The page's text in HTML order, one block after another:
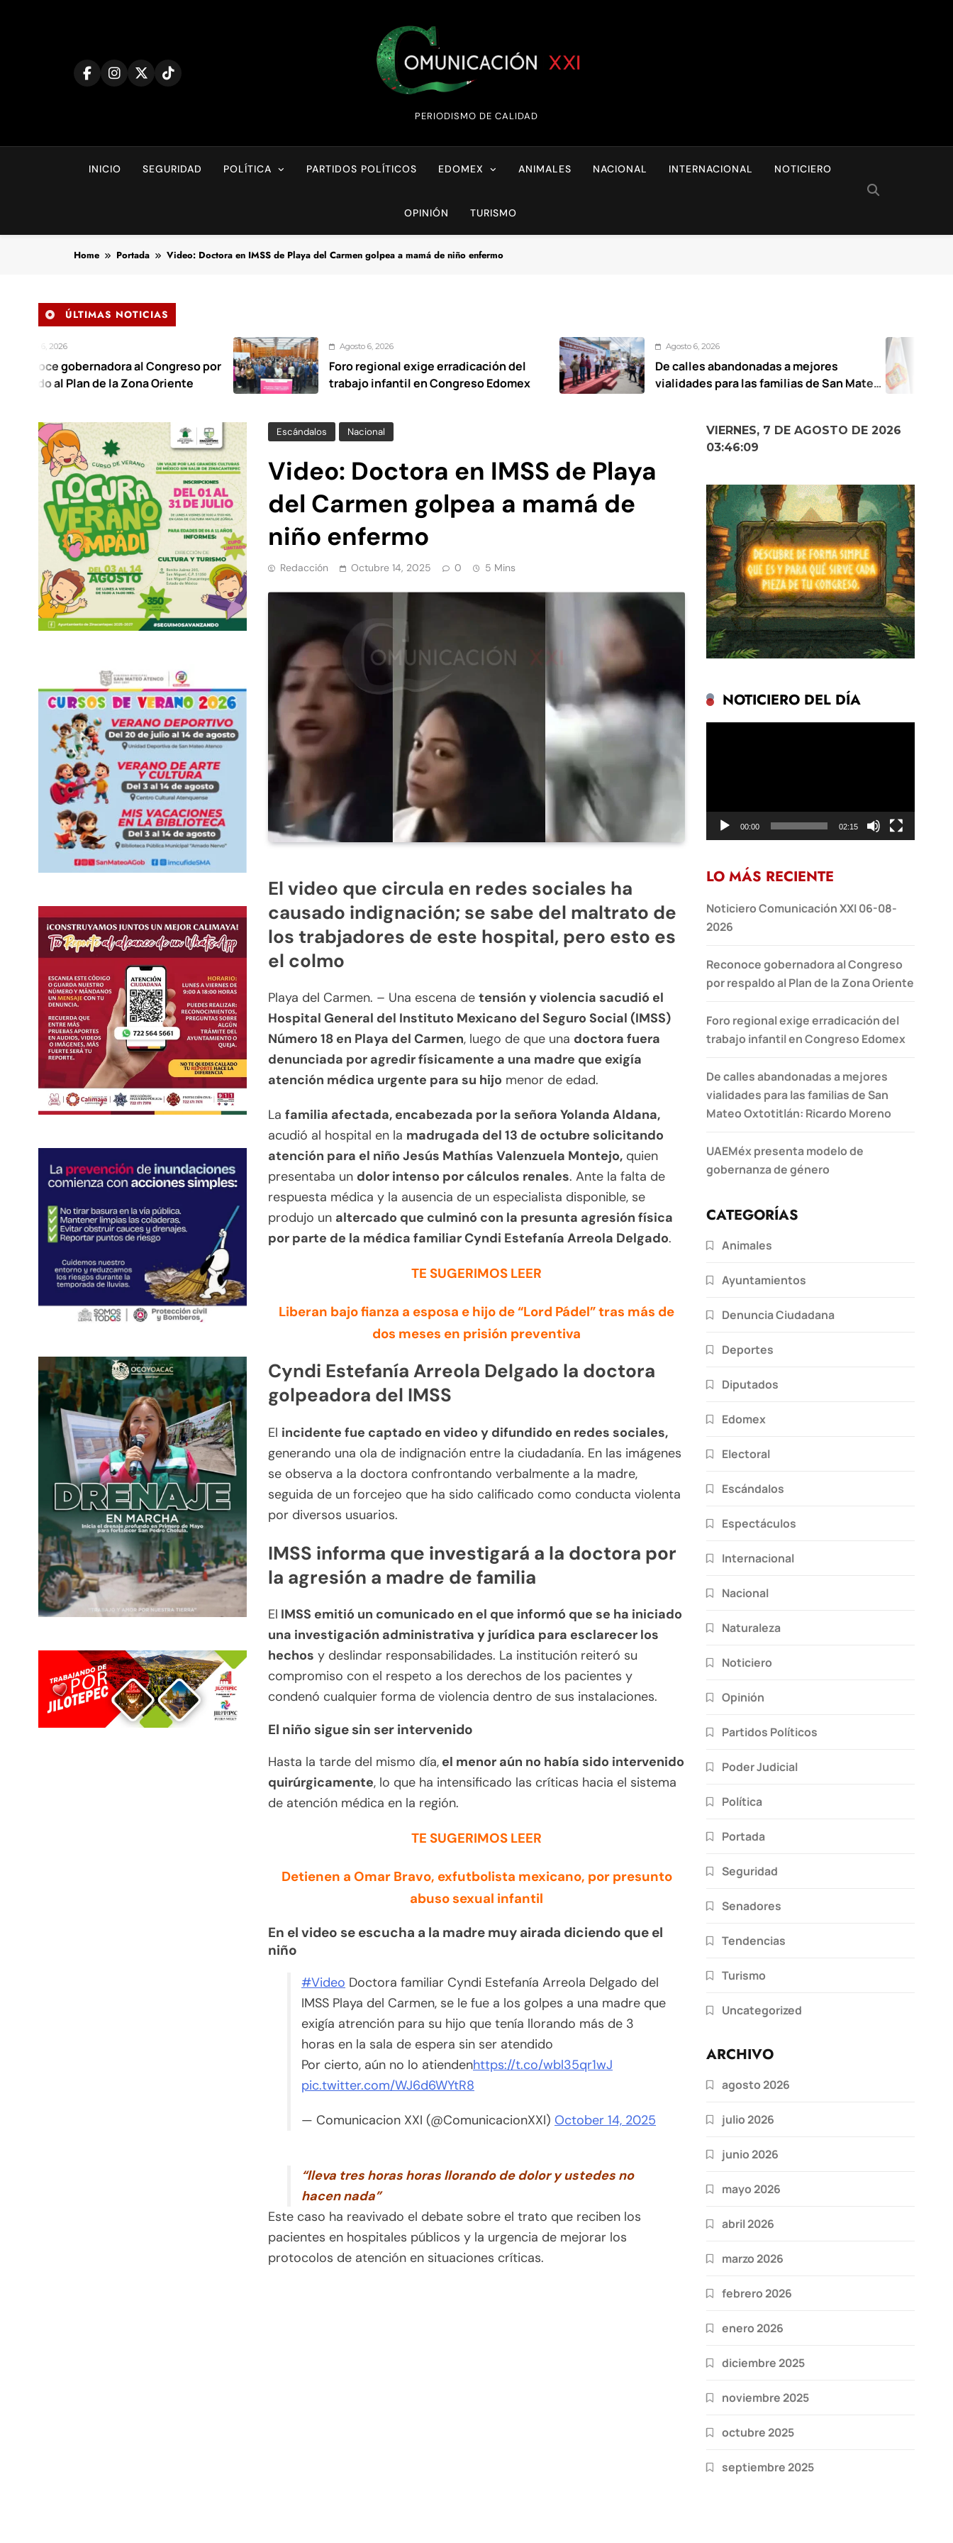
Comunicación XXI
PERIODISMO DE CALIDAD
INICIO SEGURIDAD POLÍTICA PARTIDOS POLÍTICOS EDOMEX ANIMALES NACIONAL INTERNACIONAL NOTICIERO
OPINIÓN TURISMO
Home Portada Video: Doctora en IMSS de Playa del Carmen golpea a mamá de niño enfermo
ÚLTIMAS NOTICIAS
al Congreso por
la Zona Oriente
Agosto 6, 2026
Foro regional exige erradicación del
trabajo infantil en Congreso Edomex
Agosto 6, 2026
De calles abandonadas a mejores
vialidades para las familias de San Mateo
Agosto 6, 2026
UAEMéx
de género
Escándalos Nacional
Video: Doctora en IMSS de Playa
del Carmen golpea a mamá de
niño enfermo
Redacción Octubre 14, 2025 0 5 Mins
El video que circula en redes sociales ha
causado indignación; se sabe del maltrato de
los trabjadores de este hospital, pero esto es
el colmo
Playa del Carmen. – Una escena de tensión y violencia sacudió el
Hospital General del Instituto Mexicano del Seguro Social (IMSS)
Número 18 en Playa del Carmen, luego de que una doctora fuera
denunciada por agredir físicamente a una madre que exigía
atención médica urgente para su hijo menor de edad.
La familia afectada, encabezada por la señora Yolanda Aldana,
acudió al hospital en la madrugada del 13 de octubre solicitando
atención para el niño Jesús Mathías Valenzuela Montejo, quien
presentaba un dolor intenso por cálculos renales. Ante la falta de
respuesta médica y la ausencia de un especialista disponible, se
produjo un altercado que culminó con la presunta agresión física
por parte de la médica familiar Cyndi Estefanía Arreola Delgado.
TE SUGERIMOS LEER
Liberan bajo fianza a esposa e hijo de “Lord Pádel” tras más de
dos meses en prisión preventiva
Cyndi Estefanía Arreola Delgado la doctora
golpeadora del IMSS
El incidente fue captado en video y difundido en redes sociales,
generando una ola de indignación entre la ciudadanía. En las imágenes
se observa a la doctora confrontando verbalmente a la madre,
seguida de un forcejeo que ha sido calificado como conducta violenta
por diversos usuarios.
IMSS informa que investigará a la doctora por
la agresión a madre de familia
El IMSS emitió un comunicado en el que informó que se ha iniciado
una investigación administrativa y jurídica para esclarecer los
hechos y deslindar responsabilidades. La institución reiteró su
compromiso con el respeto a los derechos de los pacientes y
condenó cualquier forma de violencia dentro de sus instalaciones.
El niño sigue sin ser intervenido
Hasta la tarde del mismo día, el menor aún no había sido intervenido
quirúrgicamente, lo que ha intensificado las críticas hacia el sistema
de atención médica en la región.
TE SUGERIMOS LEER
Detienen a Omar Bravo, exfutbolista mexicano, por presunto
abuso sexual infantil
En el video se escucha a la madre muy airada diciendo que el
niño
#Video Doctora familiar Cyndi Estefanía Arreola Delgado del
IMSS Playa del Carmen, se le fue a los golpes a una madre que
exigía atrención para su hijo que tenía llorando más de 3
horas en la sala de espera sin ser atendido
Por cierto, aún no lo atiendenhttps://t.co/wbl35qr1wJ
pic.twitter.com/WJ6d6WYtR8
— Comunicacion XXI (@ComunicacionXXI) October 14, 2025
“lleva tres horas horas llorando de dolor y ustedes no
hacen nada”
Este caso ha reavivado el debate sobre el trato que reciben los
pacientes en hospitales públicos y la urgencia de mejorar los
protocolos de atención en situaciones críticas.
VIERNES, 7 DE AGOSTO DE 2026
03:46:10
NOTICIERO DEL DÍA
00:00 02:15
LO MÁS RECIENTE
Noticiero Comunicación XXI 06-08-
2026
Reconoce gobernadora al Congreso
por respaldo al Plan de la Zona Oriente
Foro regional exige erradicación del
trabajo infantil en Congreso Edomex
De calles abandonadas a mejores
vialidades para las familias de San
Mateo Oxtotitlán: Ricardo Moreno
UAEMéx presenta modelo de
gobernanza de género
CATEGORÍAS
Animales
Ayuntamientos
Denuncia Ciudadana
Deportes
Diputados
Edomex
Electoral
Escándalos
Espectáculos
Internacional
Nacional
Naturaleza
Noticiero
Opinión
Partidos Políticos
Poder Judicial
Política
Portada
Seguridad
Senadores
Tendencias
Turismo
Uncategorized
ARCHIVO
agosto 2026
julio 2026
junio 2026
mayo 2026
abril 2026
marzo 2026
febrero 2026
enero 2026
diciembre 2025
noviembre 2025
octubre 2025
septiembre 2025